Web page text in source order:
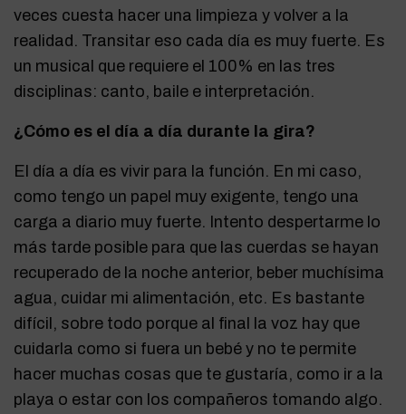
veces cuesta hacer una limpieza y volver a la
realidad. Transitar eso cada día es muy fuerte. Es
un musical que requiere el 100% en las tres
disciplinas: canto, baile e interpretación.
¿Cómo es el día a día durante la gira?
El día a día es vivir para la función. En mi caso,
como tengo un papel muy exigente, tengo una
carga a diario muy fuerte. Intento despertarme lo
más tarde posible para que las cuerdas se hayan
recuperado de la noche anterior, beber muchísima
agua, cuidar mi alimentación, etc. Es bastante
difícil, sobre todo porque al final la voz hay que
cuidarla como si fuera un bebé y no te permite
hacer muchas cosas que te gustaría, como ir a la
playa o estar con los compañeros tomando algo.